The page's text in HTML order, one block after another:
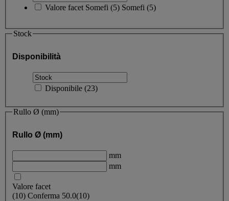
Valore facet Somefi (5) Somefi (5)
Stock
Disponibilità
Disponibile (23)
Rullo Ø (mm)
Rullo Ø (mm)
mm
mm
Valore facet
(10) Conferma 50.0(10)